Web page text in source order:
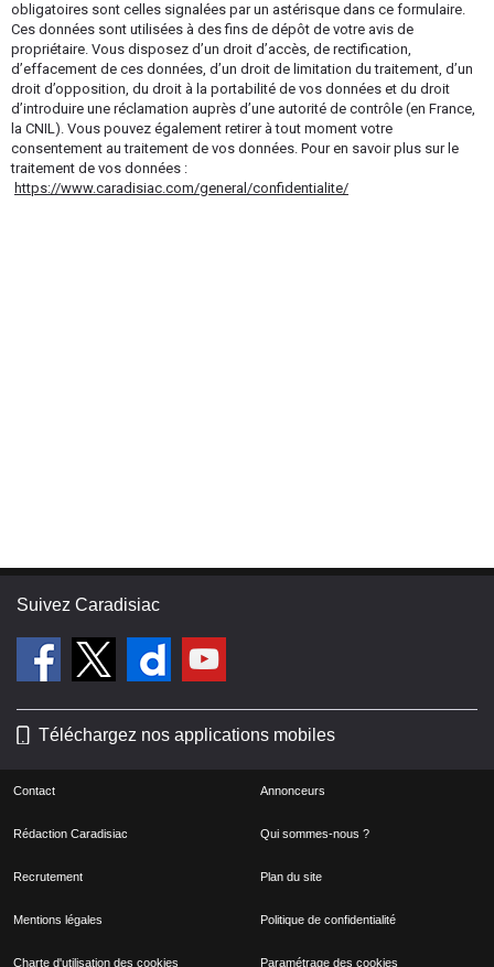
obligatoires sont celles signalées par un astérisque dans ce formulaire.
Ces données sont utilisées à des fins de dépôt de votre avis de
propriétaire. Vous disposez d’un droit d’accès, de rectification,
d’effacement de ces données, d’un droit de limitation du traitement, d’un
droit d’opposition, du droit à la portabilité de vos données et du droit
d’introduire une réclamation auprès d’une autorité de contrôle (en France,
la CNIL). Vous pouvez également retirer à tout moment votre
consentement au traitement de vos données. Pour en savoir plus sur le
traitement de vos données :
https://www.caradisiac.com/general/confidentialite/
Suivez Caradisiac
Téléchargez nos applications mobiles
Contact Annonceurs
Rédaction Caradisiac Qui sommes-nous ?
Recrutement Plan du site
Mentions légales Politique de confidentialité
Charte d'utilisation des cookies Paramétrage des cookies